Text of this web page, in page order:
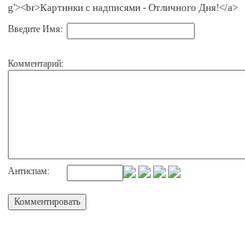
g'><br>Картинки с надписями - Отличного Дня!</a>
Введите Имя:
Комментарий:
Антиспам: